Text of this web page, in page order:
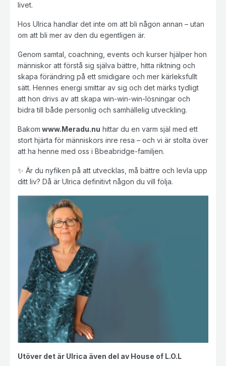
livet.
Hos Ulrica handlar det inte om att bli någon annan – utan
om att bli mer av den du egentligen är.
Genom samtal, coachning, events och kurser hjälper hon
människor att förstå sig själva bättre, hitta riktning och
skapa förändring på ett smidigare och mer kärleksfullt
sätt. Hennes energi smittar av sig och det märks tydligt
att hon drivs av att skapa win-win-win-lösningar och
bidra till både personlig och samhällelig utveckling.
Bakom www.Meradu.nu hittar du en varm själ med ett
stort hjärta för människors inre resa – och vi är stolta över
att ha henne med oss i Bbeabridge-familjen.
✨ Är du nyfiken på att utvecklas, må bättre och levla upp
ditt liv? Då är Ulrica definitivt någon du vill följa.
Utöver det är Ulrica även del av House of L.O.L